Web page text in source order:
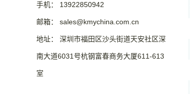
手机： 13922850942
邮箱： sales@kmychina.com.cn
地址： 深圳市福田区沙头街道天安社区深
南大道6031号杭钢富春商务大厦611-613
室